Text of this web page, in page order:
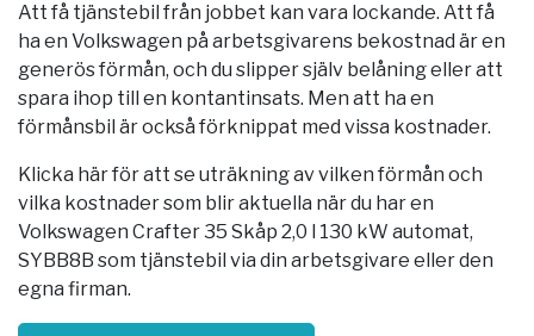
Att få tjänstebil från jobbet kan vara lockande. Att få
ha en Volkswagen på arbetsgivarens bekostnad är en
generös förmån, och du slipper själv belåning eller att
spara ihop till en kontantinsats. Men att ha en
förmånsbil är också förknippat med vissa kostnader.
Klicka här för att se uträkning av vilken förmån och
vilka kostnader som blir aktuella när du har en
Volkswagen Crafter 35 Skåp 2,0 l 130 kW automat,
SYBB8B som tjänstebil via din arbetsgivare eller den
egna firman.